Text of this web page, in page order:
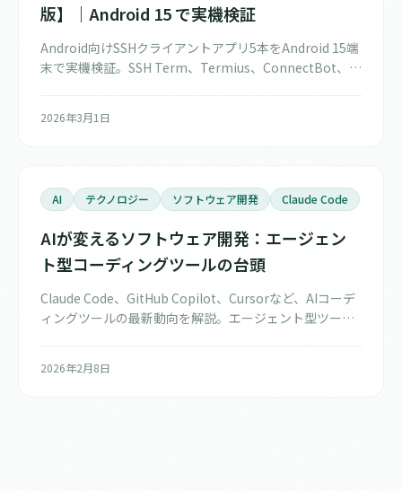
版】｜Android 15 で実機検証
Android向けSSHクライアントアプリ5本をAndroid 15端
末で実機検証。SSH Term、Termius、ConnectBot、
発者視点で比較します。
2026年3月1日
AI テクノロジー ソフトウェア開発 Claude Code
AIが変えるソフトウェア開発：エージェン
ト型コーディングツールの台頭
Claude Code、GitHub Copilot、Cursorなど、AIコーデ
ィングツールの最新動向を解説。エージェント型ツール
2026年2月8日